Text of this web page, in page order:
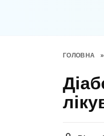
ГОЛОВНА »